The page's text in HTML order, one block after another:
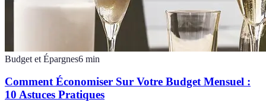
Budget et Épargnes6 min
Comment Économiser Sur Votre Budget Mensuel :
10 Astuces Pratiques